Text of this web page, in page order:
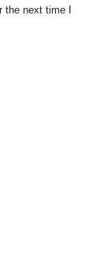
next time I